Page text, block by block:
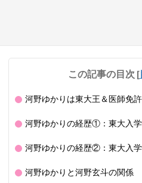
この記事の目次 [
河野ゆかりは東大王＆医師免
河野ゆかりの経歴①：東大入
河野ゆかりの経歴②：東大入
河野ゆかりと河野玄斗の関係